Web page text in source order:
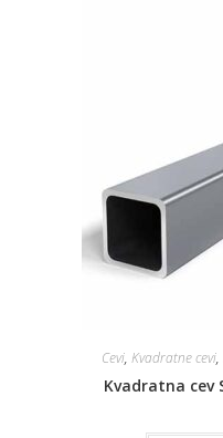
Cevi, Kvadratne cevi,
Kvadratna cev